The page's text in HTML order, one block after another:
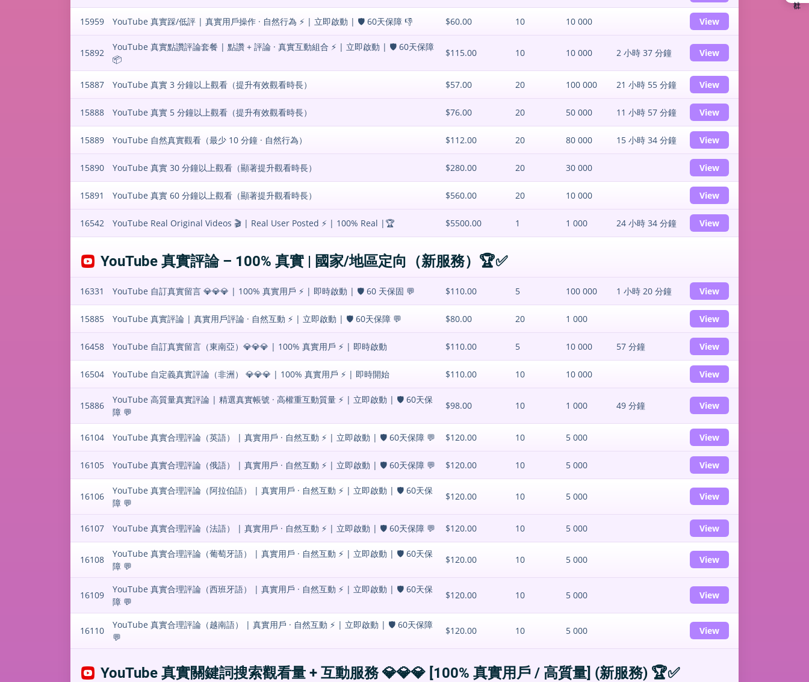
15959 YouTube 真實踩/低評 | 真實用戶操作 · 自然行為 ⚡️ | 立即啟動 | 🛡️ 60天保障 👎 $60.00 10 10 000 View
15892
YouTube 真實點讚評論套餐 | 點讚 + 評論 · 真實互動組合 ⚡️ | 立即啟動 | 🛡️ 60天保障
📦
$115.00 10 10 000 2 小時 37 分鐘 View
15887 YouTube 真實 3 分鐘以上觀看（提升有效觀看時長） $57.00 20 100 000 21 小時 55 分鐘 View
15888 YouTube 真實 5 分鐘以上觀看（提升有效觀看時長） $76.00 20 50 000 11 小時 57 分鐘 View
15889 YouTube 自然真實觀看（最少 10 分鐘 · 自然行為） $112.00 20 80 000 15 小時 34 分鐘 View
15890 YouTube 真實 30 分鐘以上觀看（顯著提升觀看時長） $280.00 20 30 000 View
15891 YouTube 真實 60 分鐘以上觀看（顯著提升觀看時長） $560.00 20 10 000 View
16542 YouTube Real Original Videos 🎬 | Real User Posted ⚡️ | 100% Real |🏆 $5500.00 1 1 000 24 小時 34 分鐘 View
YouTube 真實評論 – 100% 真實 | 國家/地區定向（新服務）🏆✅
16331 YouTube 自訂真實留言 💎💎💎 | 100% 真實用戶 ⚡️ | 即時啟動 | 🛡️ 60 天保固 💬 $110.00 5 100 000 1 小時 20 分鐘 View
15885 YouTube 真實評論 | 真實用戶評論 · 自然互動 ⚡️ | 立即啟動 | 🛡️ 60天保障 💬 $80.00 20 1 000 View
16458 YouTube 自訂真實留言（東南亞）💎💎💎 | 100% 真實用戶 ⚡️ | 即時啟動 $110.00 5 10 000 57 分鐘 View
16504 YouTube 自定義真實評論（非洲） 💎💎💎 | 100% 真實用戶 ⚡️ | 即時開始 $110.00 10 10 000 View
15886
YouTube 高質量真實評論 | 精選真實帳號 · 高權重互動質量 ⚡️ | 立即啟動 | 🛡️ 60天保
障 💬
$98.00 10 1 000 49 分鐘 View
16104 YouTube 真實合理評論（英語） | 真實用戶 · 自然互動 ⚡️ | 立即啟動 | 🛡️ 60天保障 💬 $120.00 10 5 000 View
16105 YouTube 真實合理評論（俄語） | 真實用戶 · 自然互動 ⚡️ | 立即啟動 | 🛡️ 60天保障 💬 $120.00 10 5 000 View
16106
YouTube 真實合理評論（阿拉伯語） | 真實用戶 · 自然互動 ⚡️ | 立即啟動 | 🛡️ 60天保
障 💬
$120.00 10 5 000 View
16107 YouTube 真實合理評論（法語） | 真實用戶 · 自然互動 ⚡️ | 立即啟動 | 🛡️ 60天保障 💬 $120.00 10 5 000 View
16108
YouTube 真實合理評論（葡萄牙語） | 真實用戶 · 自然互動 ⚡️ | 立即啟動 | 🛡️ 60天保
障 💬
$120.00 10 5 000 View
16109
YouTube 真實合理評論（西班牙語） | 真實用戶 · 自然互動 ⚡️ | 立即啟動 | 🛡️ 60天保
障 💬
$120.00 10 5 000 View
16110
YouTube 真實合理評論（越南語） | 真實用戶 · 自然互動 ⚡️ | 立即啟動 | 🛡️ 60天保障
💬
$120.00 10 5 000 View
YouTube 真實關鍵詞搜索觀看量 + 互動服務 💎💎💎 [100% 真實用戶 / 高質量] (新服務) 🏆✅